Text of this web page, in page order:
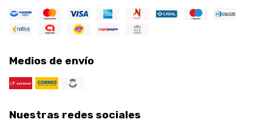
Medios de envío
Nuestras redes sociales